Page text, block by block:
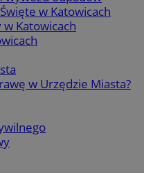
w Katowicach
w Katowicach
w Urzędzie Miasta?